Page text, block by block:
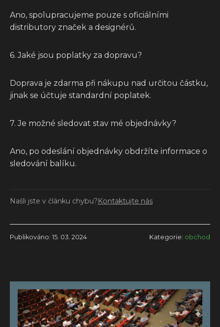
Ano, spolupracujeme pouze s oficiálními
distributory značek a designérů.
6. Jaké jsou poplatky za dopravu?
Doprava je zdarma při nákupu nad určitou částku,
jinak se účtuje standardní poplatek.
7. Je možné sledovat stav mé objednávky?
Ano, po odeslání objednávky obdržíte informace o
sledování balíku.
Našli jste v článku chybu? Kontaktujte nás
Publikováno: 15. 03. 2024 Kategorie: obchod